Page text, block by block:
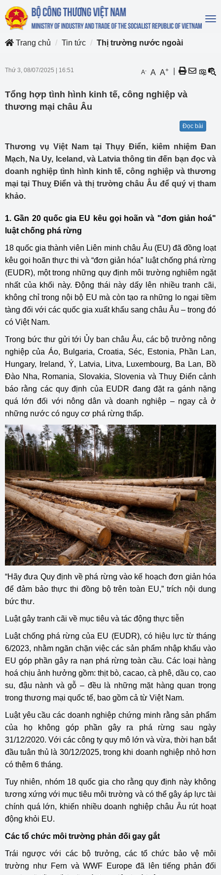
Trang chủ
Tin tức Thị trường nước ngoài
Thứ 3, 08/07/2025 16:51 A- A A+
Tổng hợp tình hình kinh tế, công nghiệp và
thương mại châu Âu
Đọc bài
Thương vụ Việt Nam tại Thụy Điển, kiêm nhiệm Đan
Mạch, Na Uy, Iceland, và Latvia thông tin đến bạn đọc và
doanh nghiệp tình hình kinh tế, công nghiệp và thương
mại tại Thuỵ Điển và thị trường châu Âu để quý vị tham
khảo.
1. Gần 20 quốc gia EU kêu gọi hoãn và "đơn giản hoá"
luật chống phá rừng
18 quốc gia thành viên Liên minh châu Âu (EU) đã đồng loạt
kêu gọi hoãn thực thi và “đơn giản hóa” luật chống phá rừng
(EUDR), một trong những quy định môi trường nghiêm ngặt
nhất của khối này. Động thái này dấy lên nhiều tranh cãi,
không chỉ trong nội bộ EU mà còn tạo ra những lo ngại tiềm
tàng đối với các quốc gia xuất khẩu sang châu Âu – trong đó
có Việt Nam.
Trong bức thư gửi tới Ủy ban châu Âu, các bộ trưởng nông
nghiệp của Áo, Bulgaria, Croatia, Séc, Estonia, Phần Lan,
Hungary, Ireland, Ý, Latvia, Litva, Luxembourg, Ba Lan, Bồ
Đào Nha, Romania, Slovakia, Slovenia và Thuỵ Điển cảnh
báo rằng các quy định của EUDR đang đặt ra gánh nặng
quá lớn đối với nông dân và doanh nghiệp – ngay cả ở
những nước có nguy cơ phá rừng thấp.
“Hãy đưa Quy định về phá rừng vào kế hoạch đơn giản hóa
để đảm bảo thực thi đồng bộ trên toàn EU,” trích nội dung
bức thư.
Luật gây tranh cãi về mục tiêu và tác động thực tiễn
Luật chống phá rừng của EU (EUDR), có hiệu lực từ tháng
6/2023, nhằm ngăn chặn việc các sản phẩm nhập khẩu vào
EU góp phần gây ra nạn phá rừng toàn cầu. Các loại hàng
hoá chịu ảnh hưởng gồm: thịt bò, cacao, cà phê, dầu cọ, cao
su, đậu nành và gỗ – đều là những mặt hàng quan trọng
trong thương mại quốc tế, bao gồm cả từ Việt Nam.
Luật yêu cầu các doanh nghiệp chứng minh rằng sản phẩm
của họ không góp phần gây ra phá rừng sau ngày
31/12/2020. Với các công ty quy mô lớn và vừa, thời hạn bắt
đầu tuân thủ là 30/12/2025, trong khi doanh nghiệp nhỏ hơn
có thêm 6 tháng.
Tuy nhiên, nhóm 18 quốc gia cho rằng quy định này không
tương xứng với mục tiêu môi trường và có thể gây áp lực tài
chính quá lớn, khiến nhiều doanh nghiệp châu Âu rút hoạt
động khỏi EU.
Các tổ chức môi trường phản đối gay gắt
Trái ngược với các bộ trưởng, các tổ chức bảo vệ môi
trường như Fern và WWF Europe đã lên tiếng phản đối